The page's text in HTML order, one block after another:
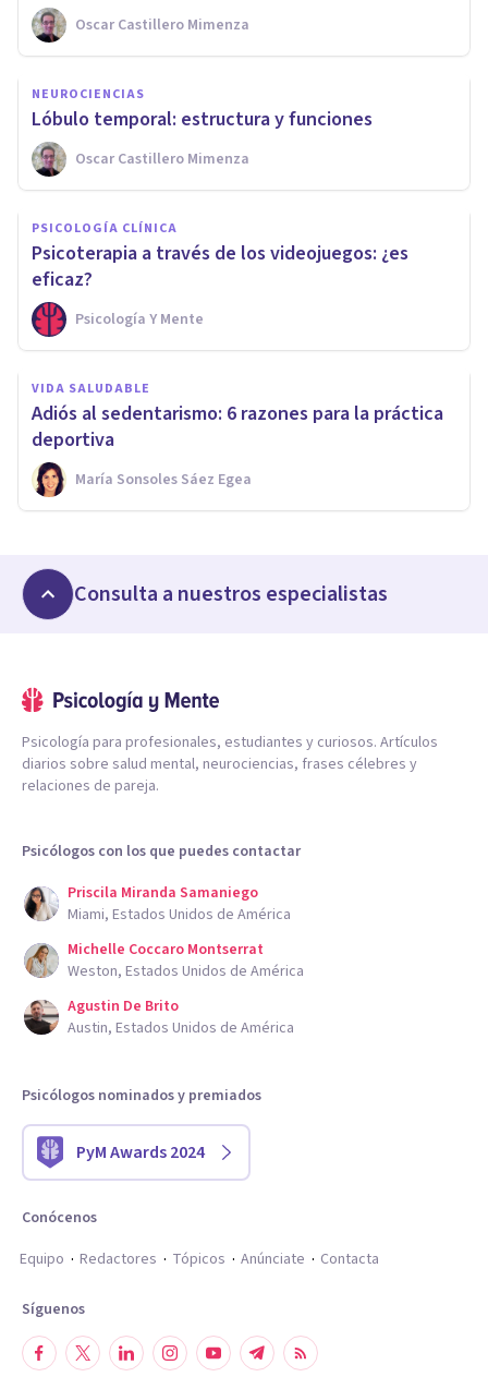
Oscar Castillero Mimenza
NEUROCIENCIAS
​Lóbulo temporal: estructura y funciones
Oscar Castillero Mimenza
PSICOLOGÍA CLÍNICA
​Psicoterapia a través de los videojuegos: ¿es
eficaz?
Psicología Y Mente
VIDA SALUDABLE
Adiós al sedentarismo: 6 razones para la práctica
deportiva
María Sonsoles Sáez Egea
Consulta a nuestros especialistas
Psicología para profesionales, estudiantes y curiosos. Artículos
diarios sobre salud mental, neurociencias, frases célebres y
relaciones de pareja.
Psicólogos con los que puedes contactar
Priscila Miranda Samaniego
Miami, Estados Unidos de América
Michelle Coccaro Montserrat
Weston, Estados Unidos de América
Agustin De Brito
Austin, Estados Unidos de América
Psicólogos nominados y premiados
PyM Awards 2024
Conócenos
Equipo
Redactores Tópicos Anúnciate Contacta
Síguenos